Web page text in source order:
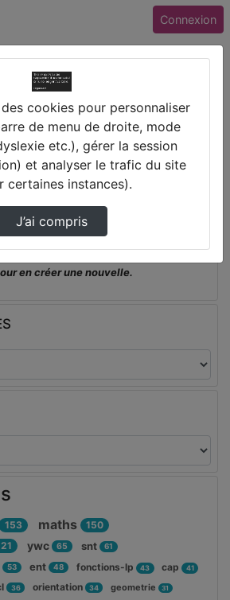
Connexion
DE NAVARRE (18)
1 - Détecteur De Couleur
notes
disponible pour vous pour cette vidéo.
en créer une nouvelle.
153 maths 150
ywc 65 snt 61
53 ent 48 fonctions-lp 43 cap 41
36 orientation 34 geometrie 31
cookies pour personnaliser
de menu de droite, mode
etc.), gérer la session
et analyser le trafic du site
certaines instances).
J’ai compris